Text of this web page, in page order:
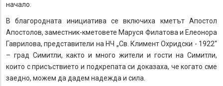
начало.
В благородната инициатива се включиха кметът Апостол
Апостолов, заместник-кметовете Маруся Филатова и Елеонора
Гаврилова, представители на НЧ „Св. Климент Охридски - 1922“
– град Симитли, както и много жители и гости на Симитли,
които с присъствието и подкрепата си доказаха, че когато сме
заедно, можем да дадем надежда и сила.